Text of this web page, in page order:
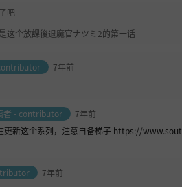
吧
是这个放課後退魔官ナツミ2的第一话
7年前
者 - contributor
7年前
更新这个系列，注意自备梯子 https://
7年前